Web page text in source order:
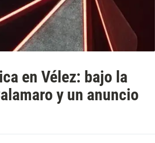
en Vélez: bajo la
y un anuncio